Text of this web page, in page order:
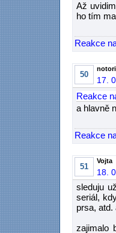
Až
ho tím
Reakce
50
17.
Reakce
a hlavně
Reakce
51
Vojta
18.
sleduju
seriál,
prsa, atd.
zajimalo